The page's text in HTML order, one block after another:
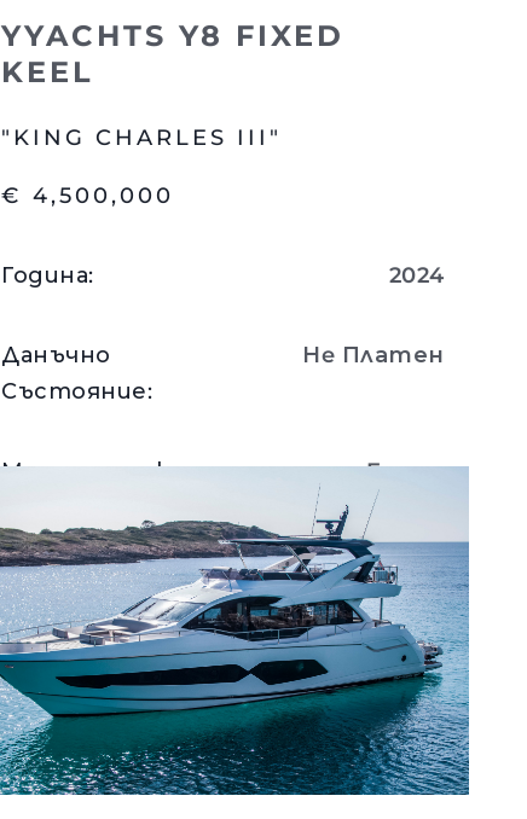
YYACHTS Y8 FIXED
KEEL
"KING CHARLES III"
€ 4,500,000
Година: 2024
Данъчно
Състояние:
Нe Платен
Местоположение: France
Вижте Детайли